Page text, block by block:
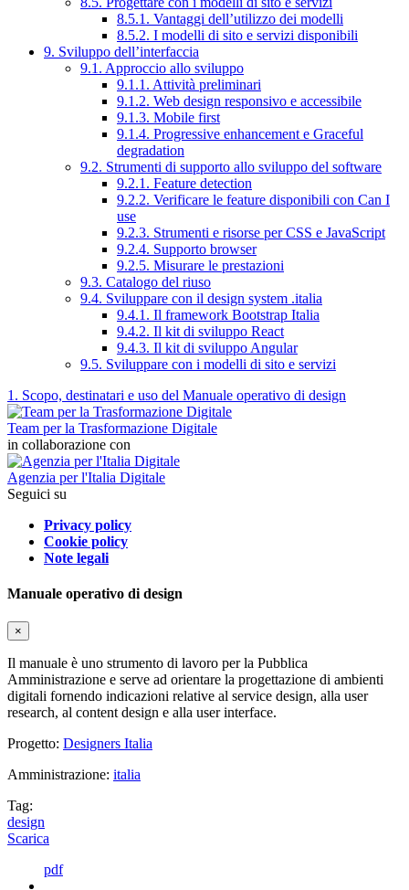
8.5.1. Vantaggi dell’utilizzo dei modelli
8.5.2. I modelli di sito e servizi disponibili
9. Sviluppo dell’interfaccia
9.1. Approccio allo sviluppo
9.1.1. Attività preliminari
9.1.2. Web design responsivo e accessibile
9.1.3. Mobile first
9.1.4. Progressive enhancement e Graceful
degradation
9.2. Strumenti di supporto allo sviluppo del software
9.2.1. Feature detection
9.2.2. Verificare le feature disponibili con Can I
use
9.2.3. Strumenti e risorse per CSS e JavaScript
9.2.4. Supporto browser
9.2.5. Misurare le prestazioni
9.3. Catalogo del riuso
9.4. Sviluppare con il design system .italia
9.4.1. Il framework Bootstrap Italia
9.4.2. Il kit di sviluppo React
9.4.3. Il kit di sviluppo Angular
9.5. Sviluppare con i modelli di sito e servizi
1. Scopo, destinatari e uso del Manuale operativo di design
Team per la Trasformazione Digitale
in collaborazione con
Agenzia per l'Italia Digitale
Seguici su
Privacy policy
Cookie policy
Note legali
Manuale operativo di design
×
Il manuale è uno strumento di lavoro per la Pubblica
Amministrazione e serve ad orientare la progettazione di ambienti
digitali fornendo indicazioni relative al service design, alla user
research, al content design e alla user interface.
Progetto: Designers Italia
Amministrazione: italia
Tag:
design
Scarica
pdf